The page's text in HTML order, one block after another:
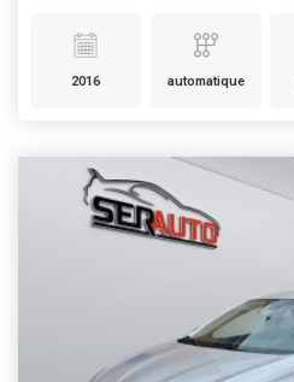
2016 automatique